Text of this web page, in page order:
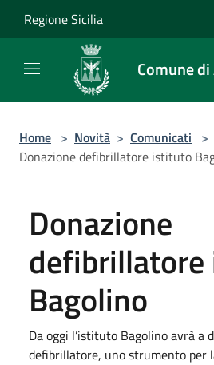
Regione Sicilia
Comune
Home > Novità > Comunicati >
Donazione defibrillatore istituto
Donazione
Bagolino
Da oggi l’istituto Bagolino avrà a
defibrillatore, uno strumento per